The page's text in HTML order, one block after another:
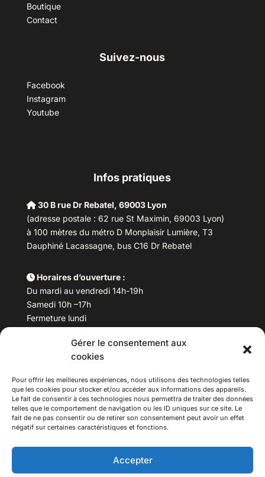
Gérer le consentement aux
cookies
Pour offrir les meilleures expériences, nous utilisons des technologies telles
que les cookies pour stocker et/ou accéder aux informations des appareils.
Le fait de consentir à ces technologies nous permettra de traiter des données
telles que le comportement de navigation ou les ID uniques sur ce site. Le
fait de ne pas consentir ou de retirer son consentement peut avoir un effet
négatif sur certaines caractéristiques et fonctions.
Accepter
Boutique
Contact
Suivez-nous
Facebook
Instagram
Youtube
Infos pratiques
30 B rue Dr Rebatel, 69003 Lyon
(adresse postale : 62 rue St Maximin, 69003 Lyon)
à 100 mètres du métro D Monplaisir Lumière, T3
Dauphiné Lacassagne, bus C16 Dr Rebatel
Horaires d’ouverture :
Du mardi au vendredi 14h-19h
Samedi 10h –17h
Fermeture lundi
Téléphone : 04 78 53 06 40
maisondesculturesasiatiques@asiexpo.com